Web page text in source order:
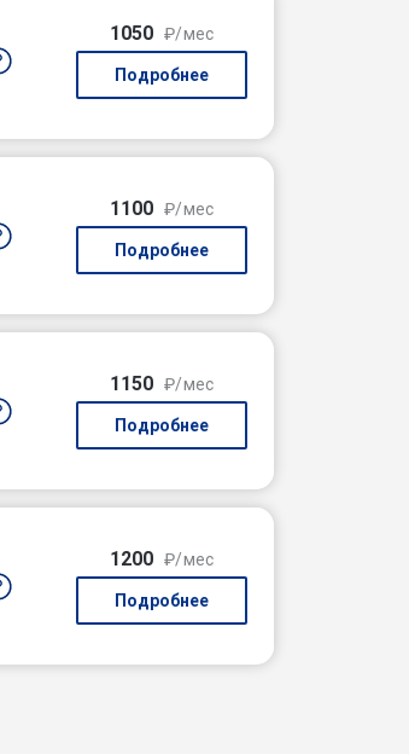
1050 ₽/мес
Подробнее
1100 ₽/мес
Подробнее
1150 ₽/мес
Подробнее
1200 ₽/мес
Подробнее